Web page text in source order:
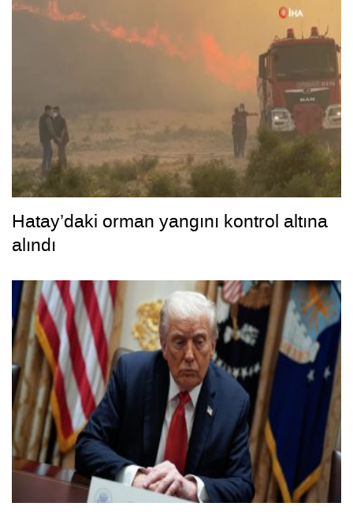
Hatay’daki orman yangını kontrol altına
alındı